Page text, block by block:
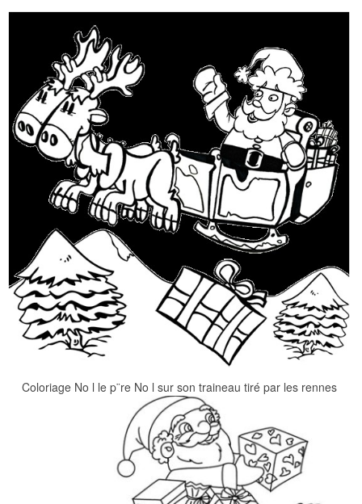
Coloriage No l le p¨re No l sur son traineau tiré par les rennes